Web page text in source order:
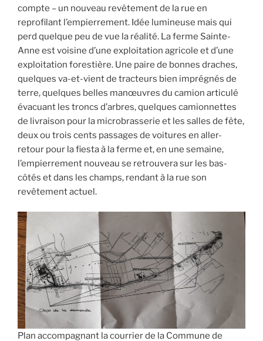
compte – un nouveau revêtement de la rue en
reprofilant l’empierrement. Idée lumineuse mais qui
perd quelque peu de vue la réalité. La ferme Sainte-
Anne est voisine d’une exploitation agricole et d’une
exploitation forestière. Une paire de bonnes draches,
quelques va-et-vient de tracteurs bien imprégnés de
terre, quelques belles manœuvres du camion articulé
évacuant les troncs d’arbres, quelques camionnettes
de livraison pour la microbrasserie et les salles de fête,
deux ou trois cents passages de voitures en aller-
retour pour la fiesta à la ferme et, en une semaine,
l’empierrement nouveau se retrouvera sur les bas-
côtés et dans les champs, rendant à la rue son
revêtement actuel.
Plan accompagnant la courrier de la Commune de